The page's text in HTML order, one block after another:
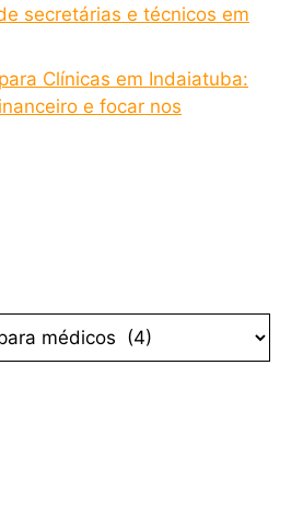
secretárias e técnicos em
Clínicas em Indaiatuba:
e focar nos